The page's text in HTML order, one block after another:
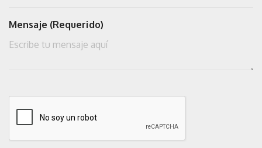
Mensaje (Requerido)